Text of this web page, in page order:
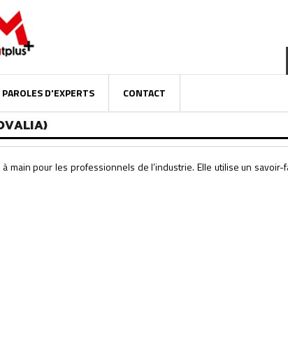
PAROLES D'EXPERTS CONTACT
main pour les professionnels de l’industrie. Elle utilise un